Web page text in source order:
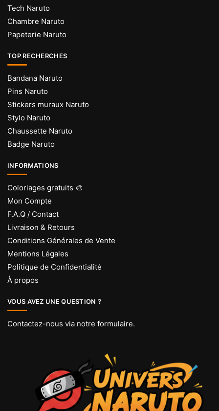
Tech Naruto
Chambre Naruto
Papeterie Naruto
TOP RECHERCHES
Bandana Naruto
Pins Naruto
Stickers muraux Naruto
Stylo Naruto
Chaussette Naruto
Badge Naruto
INFORMATIONS
Coloriages gratuits 🎨
Mon Compte
F.A.Q / Contact
Livraison & Retours
Conditions Générales de Vente
Mentions Légales
Politique de Confidentialité
À propos
VOUS AVEZ UNE QUESTION ?
Contactez-nous via notre formulaire.